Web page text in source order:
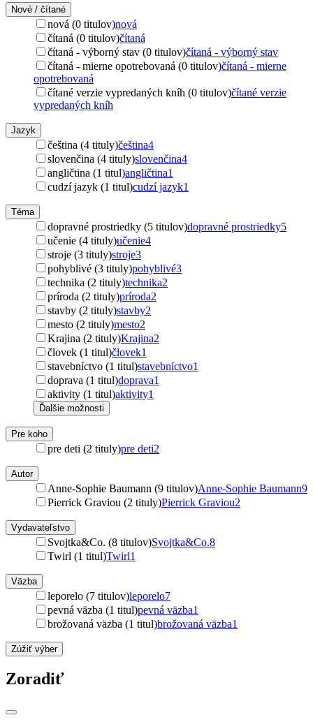
Nové / čítané
nová (0 titulov)nová
čítaná (0 titulov)čítaná
čítaná - výborný stav (0 titulov)čítaná - výborný stav
čítaná - mierne opotrebovaná (0 titulov)čítaná - mierne
opotrebovaná
čítané verzie vypredaných kníh (0 titulov)čítané verzie
vypredaných kníh
Jazyk
čeština (4 tituly)čeština4
slovenčina (4 tituly)slovenčina4
angličtina (1 titul)angličtina1
cudzí jazyk (1 titul)cudzí jazyk1
Téma
dopravné prostriedky (5 titulov)dopravné prostriedky5
učenie (4 tituly)učenie4
stroje (3 tituly)stroje3
pohyblivé (3 tituly)pohyblivé3
technika (2 tituly)technika2
príroda (2 tituly)príroda2
stavby (2 tituly)stavby2
mesto (2 tituly)mesto2
Krajina (2 tituly)Krajina2
človek (1 titul)človek1
stavebníctvo (1 titul)stavebníctvo1
doprava (1 titul)doprava1
aktivity (1 titul)aktivity1
Ďalšie možnosti
Pre koho
pre deti (2 tituly)pre deti2
Autor
Anne-Sophie Baumann (9 titulov)Anne-Sophie Baumann9
Pierrick Graviou (2 tituly)Pierrick Graviou2
Vydavateľstvo
Svojtka&Co. (8 titulov)Svojtka&Co.8
Twirl (1 titul)Twirl1
Väzba
leporelo (7 titulov)leporelo7
pevná väzba (1 titul)pevná väzba1
brožovaná väzba (1 titul)brožovaná väzba1
Zúžiť výber
Zoradiť